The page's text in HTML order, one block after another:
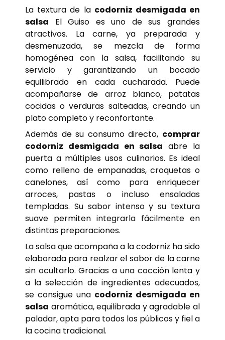
La textura de la codorniz desmigada en
salsa El Guiso es uno de sus grandes
atractivos. La carne, ya preparada y
desmenuzada, se mezcla de forma
homogénea con la salsa, facilitando su
servicio y garantizando un bocado
equilibrado en cada cucharada. Puede
acompañarse de arroz blanco, patatas
cocidas o verduras salteadas, creando un
plato completo y reconfortante.
Además de su consumo directo, comprar
codorniz desmigada en salsa abre la
puerta a múltiples usos culinarios. Es ideal
como relleno de empanadas, croquetas o
canelones, así como para enriquecer
arroces, pastas o incluso ensaladas
templadas. Su sabor intenso y su textura
suave permiten integrarla fácilmente en
distintas preparaciones.
La salsa que acompaña a la codorniz ha sido
elaborada para realzar el sabor de la carne
sin ocultarlo. Gracias a una cocción lenta y
a la selección de ingredientes adecuados,
se consigue una codorniz desmigada en
salsa aromática, equilibrada y agradable al
paladar, apta para todos los públicos y fiel a
la cocina tradicional.